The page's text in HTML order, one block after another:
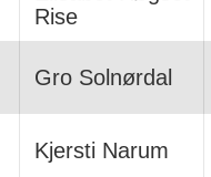
Rise
Gro Solnørdal
Kjersti Narum